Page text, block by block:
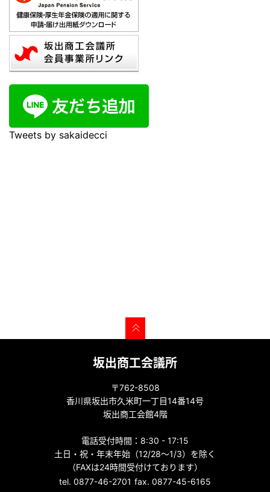
Tweets by sakaidecci
坂出商工会議所
〒762-8508
香川県坂出市久米町一丁目14番14号
坂出商工会館4階
電話受付時間：8:30 - 17:15
土日・祝・年末年始（12/28～1/3）を除く
（FAXは24時間受付けております）
tel. 0877-46-2701 fax. 0877-45-6165